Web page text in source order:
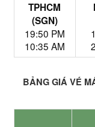
TPHCM
(SGN)
19:50 PM
10:35 AM
BẢNG GIÁ VÉ